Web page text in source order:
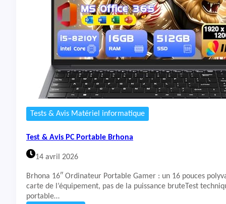
v
i
s
P
C
P
o
r
t
a
b
l
N
I
L
U
L
Tests & Avis Matériel informatique
Test & Avis PC Portable Brhona
14 avril 2026
Brhona 16″ Ordinateur Portable Gamer : un 16 pouces
carte de l’équipement, pas de la puissance bruteTest
portable…